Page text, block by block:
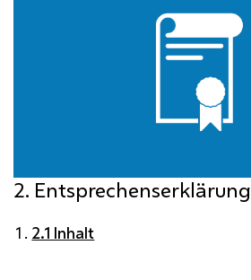
2. Entsprechenserklärung
2.1 Inhalt